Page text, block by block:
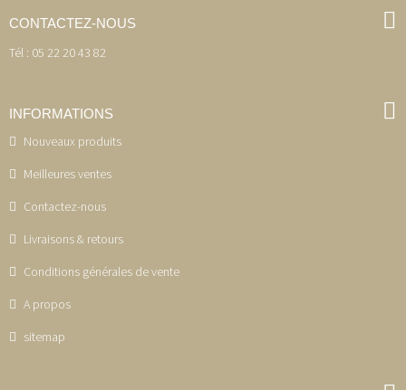
CONTACTEZ-NOUS
Tél : 05 22 20 43 82
INFORMATIONS
Nouveaux produits
Meilleures ventes
Contactez-nous
Livraisons & retours
Conditions générales de vente
A propos
sitemap